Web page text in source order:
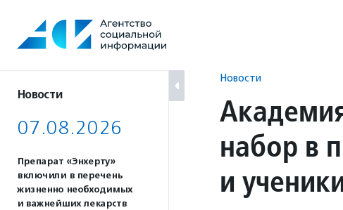
содержанию
Новости
07.08.2026
Препарат «Энхерту»
включили в перечень
жизненно необходимых
и важнейших лекарств
Новости
набор в
и